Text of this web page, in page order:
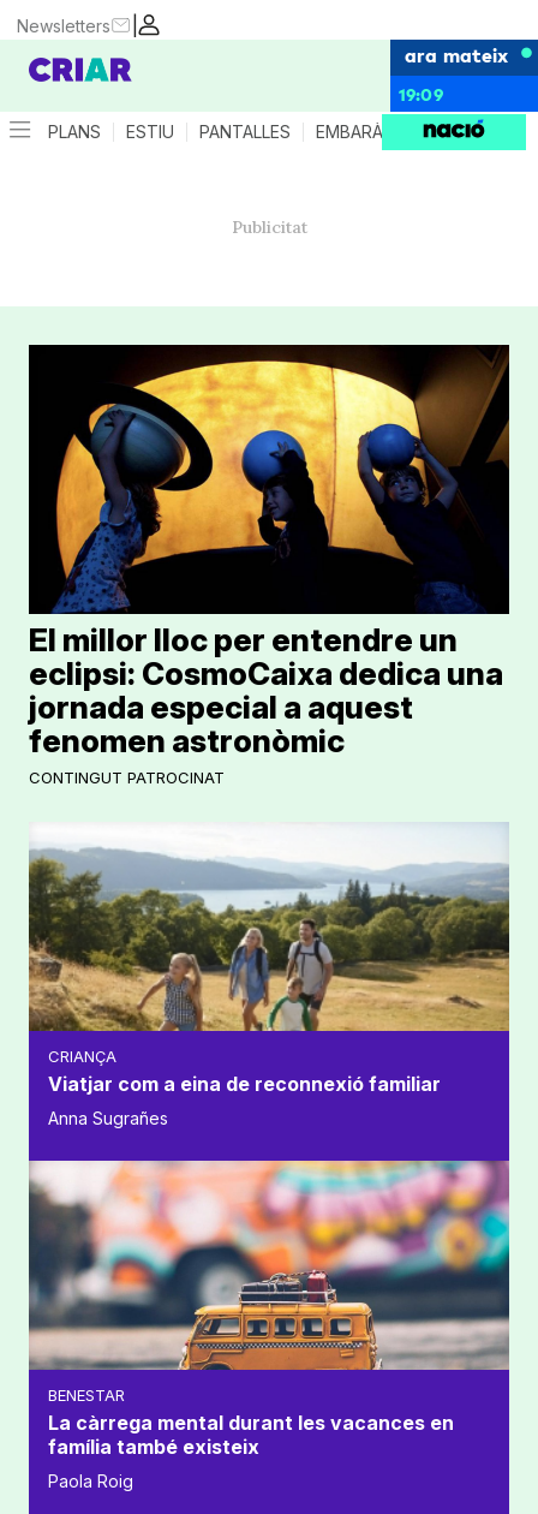
|
Newsletters
ara mateix
19:09
PLANS ESTIU PANTALLES EMBARÀS CRIANÇA
CONTINGUT PATROCINAT
El millor lloc per entendre un
eclipsi: CosmoCaixa dedica una
jornada especial a aquest
fenomen astronòmic
CRIANÇA
Viatjar com a eina de reconnexió familiar
Anna Sugrañes
BENESTAR
La càrrega mental durant les vacances en
família també existeix
Paola Roig